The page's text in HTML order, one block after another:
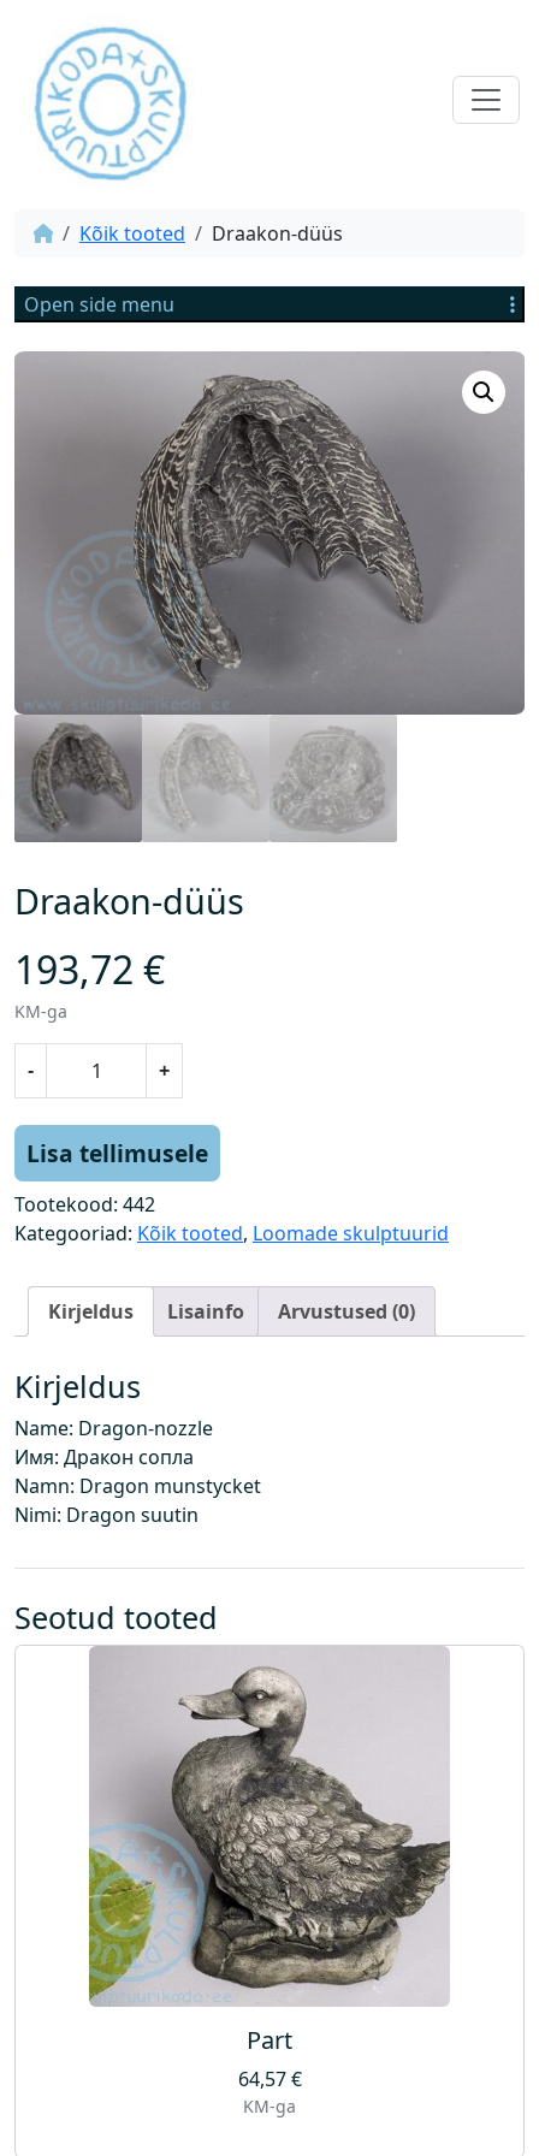
Kõik tooted Draakon-düüs
Open side menu
Draakon-düüs
193,72 €
KM-ga
-
k
o
n
ü
s
k
o
g
u
s
+
Lisa tellimusele
Tootekood: 442
Kategooriad: Kõik tooted, Loomade skulptuurid
Kirjeldus Lisainfo Arvustused (0)
Kirjeldus
Name: Dragon-nozzle
Имя: Дракон сопла
Namn: Dragon munstycket
Nimi: Dragon suutin
Seotud tooted
Part
64,57€
KM-ga